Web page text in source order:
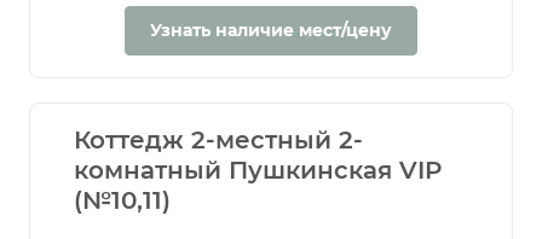
Узнать наличие мест/цену
Коттедж 2-местный 2-
комнатный Пушкинская VIP
(№10,11)